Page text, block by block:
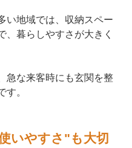
い地域では、収納スペー
、暮らしやすさが大きく
急な来客時にも玄関を整
す。
いやすさ"も大切